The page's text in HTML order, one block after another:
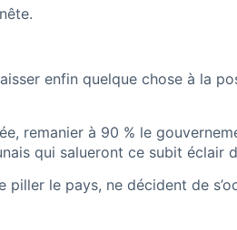
enfin quelque chose à la
remanier à 90 % le
qui salueront ce subit éclair
le pays, ne décident de